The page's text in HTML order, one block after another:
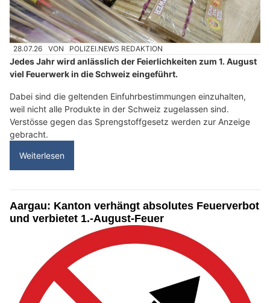
28.07.26 VON POLIZEI.NEWS REDAKTION
Jedes Jahr wird anlässlich der Feierlichkeiten zum 1. August
viel Feuerwerk in die Schweiz eingeführt.
Dabei sind die geltenden Einfuhrbestimmungen einzuhalten,
weil nicht alle Produkte in der Schweiz zugelassen sind.
Verstösse gegen das Sprengstoffgesetz werden zur Anzeige
gebracht.
Weiterlesen
Aargau: Kanton verhängt absolutes Feuerverbot
und verbietet 1.-August-Feuer